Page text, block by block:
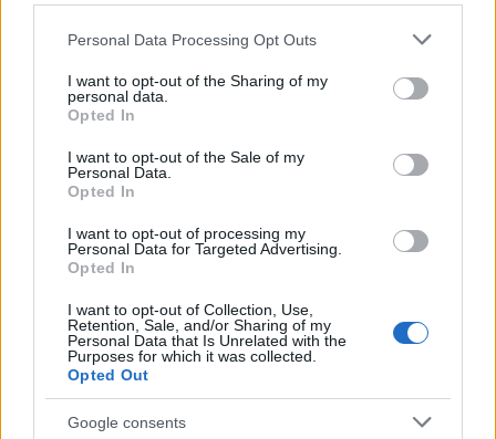
Please note that this website/app uses one or more Google
not limited to your visit or usage behaviour. You may click to
grant or deny consent to Google and its third-party tags to
use your data for below specified purposes in below Google
consent section.
Personal Data Processing Opt Outs
I want to opt-out of the Sharing of my
personal data.
Opted In
I want to opt-out of the Sale of my
Personal Data.
Opted In
I want to opt-out of processing my
Personal Data for Targeted Advertising.
Opted In
I want to opt-out of Collection, Use,
Retention, Sale, and/or Sharing of my
Personal Data that Is Unrelated with the
Purposes for which it was collected.
Opted Out
Google consents
ΑΝΑΤΟΛΙΚΗ ΣΤΕΡΕΑ, ΕΥΒΟΙΑ,
ΑΝΑΤΟΛΙΚΗ ΠΕΛΟΠΟΝΝΗΣΟΣ
βροχές ή μεμονωμένες καταιγίδες τις μεσημβρινές
και απογευματινές ώρες.
δυτικοί με την ίδια ένταση.